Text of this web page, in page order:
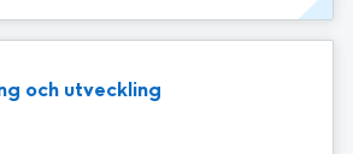
och utveckling